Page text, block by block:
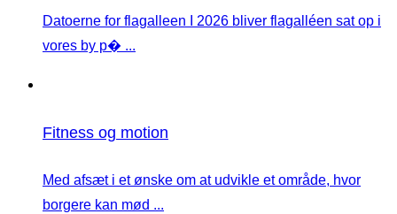
Datoerne for flagalleen I 2026 bliver flagalléen sat op i
vores by p� ...
Fitness og motion
Med afsæt i et ønske om at udvikle et område, hvor
borgere kan mød ...